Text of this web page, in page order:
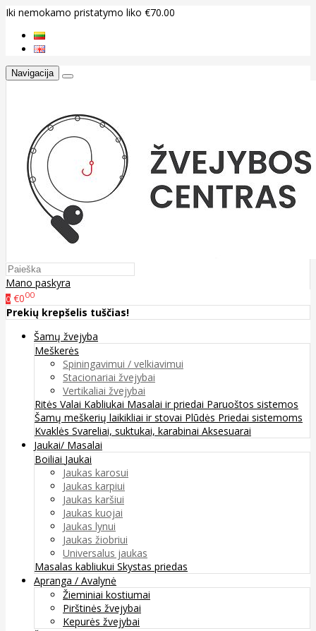
Iki nemokamo pristatymo liko €70.00
Navigacija
Mano paskyra
0 €000
Prekių krepšelis tuščias!
Šamų žvejyba
Meškerės
Spiningavimui / velkiavimui
Stacionariai žvejybai
Vertikaliai žvejybai
Ritės Valai Kabliukai Masalai ir priedai Paruoštos sistemos
Šamų meškerių laikikliai ir stovai Plūdės Priedai sistemoms
Kvaklės Svareliai, suktukai, karabinai Aksesuarai
Jaukai/ Masalai
Boiliai Jaukai
Jaukas karosui
Jaukas karpiui
Jaukas karšiui
Jaukas kuojai
Jaukas lynui
Jaukas žiobriui
Universalus jaukas
Masalas kabliukui Skystas priedas
Apranga / Avalynė
Žieminiai kostiumai
Pirštinės žvejybai
Kepurės žvejybai